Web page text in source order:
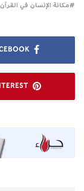
مكانة الإنسان في